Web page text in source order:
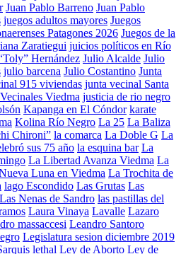
Juan Pablo Barreno Juan Pablo
juegos adultos mayores Juegos
Patagones 2026 Juegos de la
Zaratiegui juicios políticos en Río
Hernández Julio Alcalde Julio
julio barcena Julio Costantino Junta
915 viviendas junta vecinal Santa
Viedma justicia de rio negro
Kapanga en El Cóndor karate
Kolina Río Negro La 25 La Baliza
Chironi” la comarca La Doble G La
sus 75 año la esquina bar La
La Libertad Avanza Viedma La
Luna en Viedma La Trochita de
lago Escondido Las Grutas Las
Las Nenas de Sandro las pastillas del
Laura Vinaya Lavalle Lazaro
massaccesi Leandro Santoro
Legislatura sesion diciembre 2019
lethal Ley de Aborto Ley de